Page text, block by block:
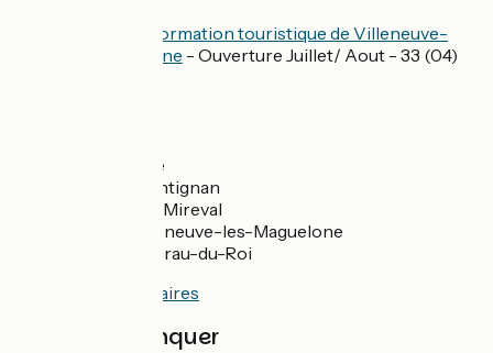
Bureau d'information touristique de Villeneuve-
lès-Maguelone - Ouverture Juillet/ Aout - 33 (04)
Gare de Sète
Gare de Frontignan
Gare de Vic-Mireval
Gare de Villeneuve-les-Maguelone
Gare de Le Grau-du-Roi
Consulter les horaires
A ne pas manquer